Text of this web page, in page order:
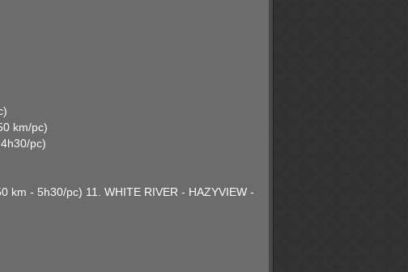
km/pc)
pc)
km - 5h30/pc) 11. WHITE RIVER - HAZYVIEW -